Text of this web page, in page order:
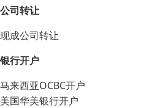
公司转让
现成公司转让
银行开户
马来西亚OCBC开户
美国华美银行开户